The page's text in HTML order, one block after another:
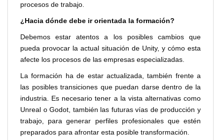
procesos de trabajo.
¿Hacia dónde debe ir orientada la formación?
Debemos estar atentos a los posibles cambios que
pueda provocar la actual situación de Unity, y cómo esta
afecte los procesos de las empresas especializadas.
La formación ha de estar actualizada, también frente a
las posibles transiciones que puedan darse dentro de la
industria. Es necesario tener a la vista alternativas como
Unreal o Godot, también las futuras vías de producción y
trabajo, para generar perfiles profesionales que estén
preparados para afrontar esta posible transformación.